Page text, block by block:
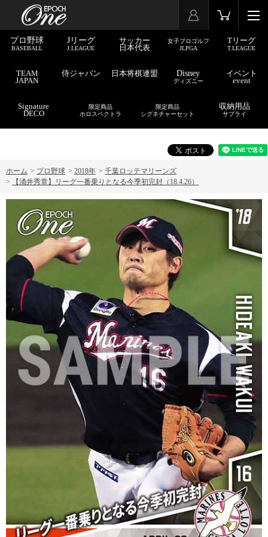
プロ野球
BASEBALL
Jリーグ
J.LEAGUE
サッカー
日本代表
女子プロゴルフ
JLPGA
Tリーグ
T.LEAGUE
TEAM
JAPAN
侍ジャパン 日本将棋連盟 Disney
ディズニー
イベント
event
Signature
DECO
限定商品
ホロスペクトラ
限定商品
シグネチャーセット
収納用品
サプライ
ホーム > プロ野球 > 2018年 > 千葉ロッテマリーンズ
>
【涌井秀章】リーグ一番乗りとなる今季初完封（18.4.26）